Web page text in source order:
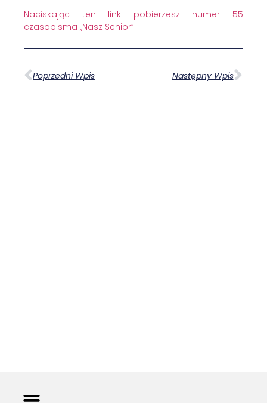
Naciskając ten link pobierzesz numer 55
czasopisma „Nasz Senior”.
Poprzedni Wpis Następny Wpis